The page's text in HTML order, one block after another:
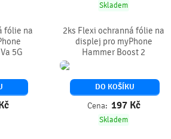
Skladem
fólie na
5G
2ks Flexi ochranná fólie na
displej pro myPhone
Hammer Boost 2
DO KOŠÍKU
Cena: 197 Kč
Skladem